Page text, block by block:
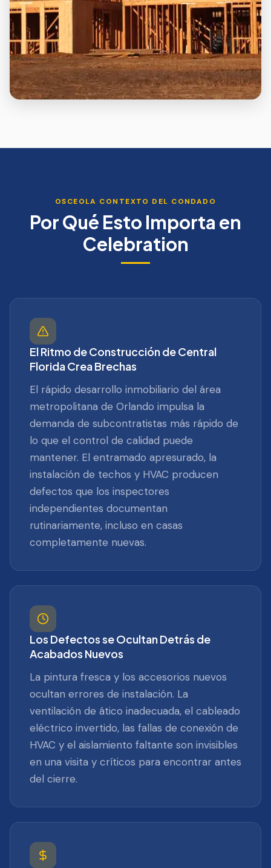
OSCEOLA CONTEXTO DEL CONDADO
Por Qué Esto Importa en
Celebration
El Ritmo de Construcción de Central
Florida Crea Brechas
El rápido desarrollo inmobiliario del área
metropolitana de Orlando impulsa la
demanda de subcontratistas más rápido de
lo que el control de calidad puede
mantener. El entramado apresurado, la
instalación de techos y HVAC producen
defectos que los inspectores
independientes documentan
rutinariamente, incluso en casas
completamente nuevas.
Los Defectos se Ocultan Detrás de
Acabados Nuevos
La pintura fresca y los accesorios nuevos
ocultan errores de instalación. La
ventilación de ático inadecuada, el cableado
eléctrico invertido, las fallas de conexión de
HVAC y el aislamiento faltante son invisibles
en una visita y críticos para encontrar antes
del cierre.